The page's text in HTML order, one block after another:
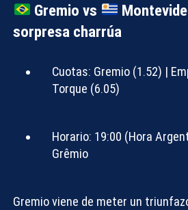
Gremio vs
sorpresa charrúa
Cuotas: Gremio (1.52) |
Torque (6.05)
Horario: 19:00 (Hora
Grêmio
Gremio viene de meter un